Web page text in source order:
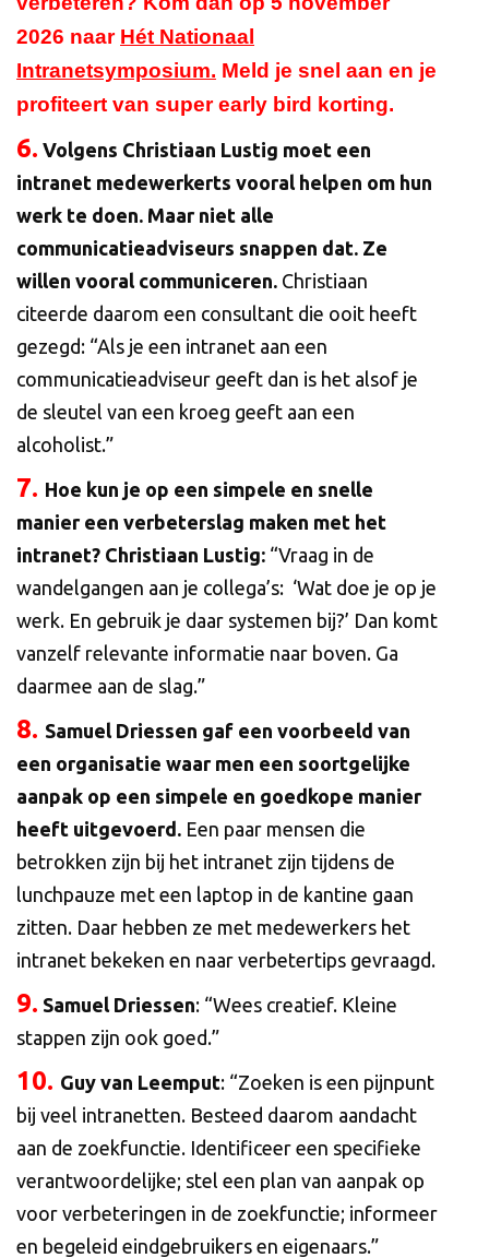
2026 naar Hét Nationaal
Intranetsymposium. Meld je snel aan en je
profiteert van super early bird korting.
6. Volgens Christiaan Lustig moet een
intranet medewerkerts vooral helpen om hun
werk te doen. Maar niet alle
communicatieadviseurs snappen dat. Ze
willen vooral communiceren. Christiaan
citeerde daarom een consultant die ooit heeft
gezegd: “Als je een intranet aan een
communicatieadviseur geeft dan is het alsof je
de sleutel van een kroeg geeft aan een
alcoholist.”
7. Hoe kun je op een simpele en snelle
manier een verbeterslag maken met het
intranet? Christiaan Lustig: “Vraag in de
wandelgangen aan je collega’s: ‘Wat doe je op je
werk. En gebruik je daar systemen bij?’ Dan komt
vanzelf relevante informatie naar boven. Ga
daarmee aan de slag.”
8. Samuel Driessen gaf een voorbeeld van
een organisatie waar men een soortgelijke
aanpak op een simpele en goedkope manier
heeft uitgevoerd. Een paar mensen die
betrokken zijn bij het intranet zijn tijdens de
lunchpauze met een laptop in de kantine gaan
zitten. Daar hebben ze met medewerkers het
intranet bekeken en naar verbetertips gevraagd.
9. Samuel Driessen: “Wees creatief. Kleine
stappen zijn ook goed.”
10. Guy van Leemput: “Zoeken is een pijnpunt
bij veel intranetten. Besteed daarom aandacht
aan de zoekfunctie. Identificeer een specifieke
verantwoordelijke; stel een plan van aanpak op
voor verbeteringen in de zoekfunctie; informeer
en begeleid eindgebruikers en eigenaars.”